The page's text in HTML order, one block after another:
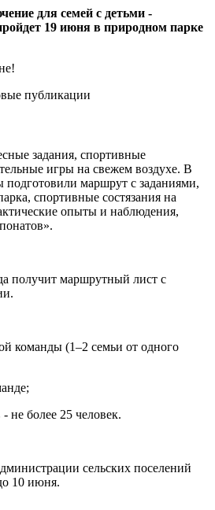
для семей с детьми -
19 июня в природном парке
публикации
задания, спортивные
игры на свежем воздухе. В
подготовили маршрут с заданиями,
спортивные состязания на
опыты и наблюдения,
получит маршрутный лист с
команды (1–2 семьи от одного
не более 25 человек.
сельских поселений
10 июня.